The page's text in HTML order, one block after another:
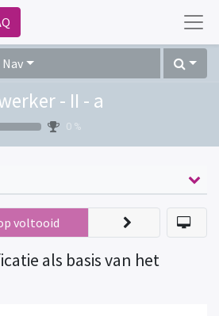
Nav
- II - a
0 %
als basis van het
voltooid